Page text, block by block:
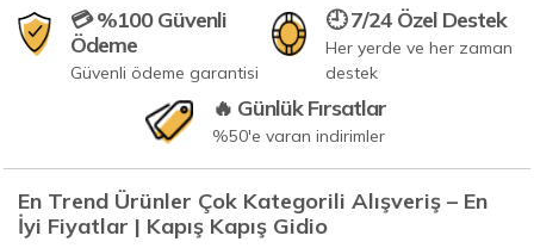
💳 %100 Güvenli
Ödeme
Güvenli ödeme garantisi
🕘 7/24 Özel Destek
Her yerde ve her zaman
destek
🔥 Günlük Fırsatlar
%50'e varan indirimler
En Trend Ürünler Çok Kategorili Alışveriş – En
İyi Fiyatlar | Kapış Kapış Gidio